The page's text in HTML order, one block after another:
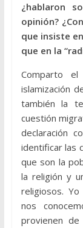
¿hablaron
opinión?
que insiste
que en la
Comparto
islamización
también la
cuestión
declaración
identificar las
que son la
la religión y
religiosos.
nos
provienen